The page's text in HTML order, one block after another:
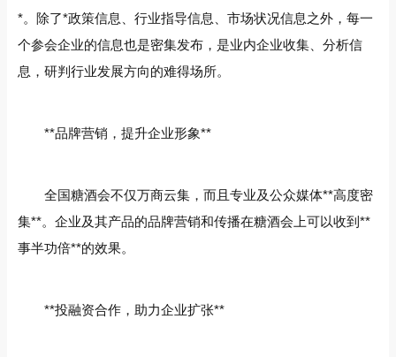
*。除了*政策信息、行业指导信息、市场状况信息之外，每一
个参会企业的信息也是密集发布，是业内企业收集、分析信
息，研判行业发展方向的难得场所。
**品牌营销，提升企业形象**
全国糖酒会不仅万商云集，而且专业及公众媒体**高度密
集**。企业及其产品的品牌营销和传播在糖酒会上可以收到**
事半功倍**的效果。
**投融资合作，助力企业扩张**